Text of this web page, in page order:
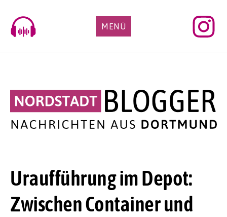
content
MENÜ
Uraufführung im Depot:
Zwischen Container und